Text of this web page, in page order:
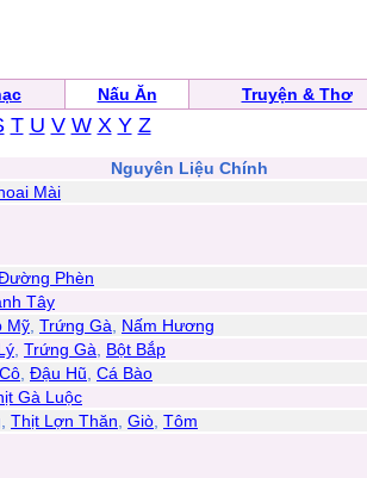
Nấu Ăn Truyện & Thơ
T U V W X Y Z
Nguyên Liệu Chính
Mài
Phèn
Tây
Mỹ Trứng Gà Nấm Hương
Trứng Gà Bột Bắp
Đậu Hũ Cá Bào
Gà Luộc
Thịt Lợn Thăn Giò Tôm